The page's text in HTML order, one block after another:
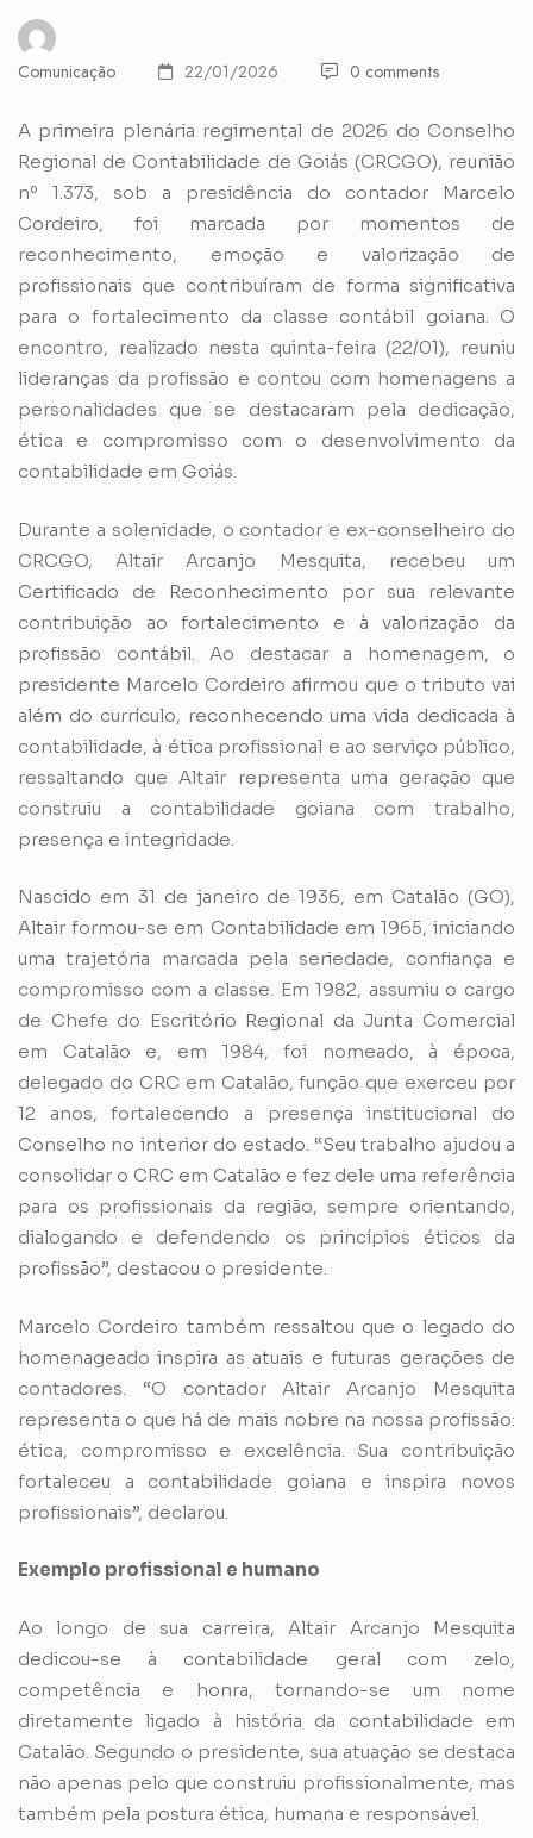
Comunicação 22/01/2026 0 comments
A primeira plenária regimental de 2026 do Conselho
Regional de Contabilidade de Goiás (CRCGO), reunião
nº 1.373, sob a presidência do contador Marcelo
Cordeiro, foi marcada por momentos de
reconhecimento, emoção e valorização de
profissionais que contribuíram de forma significativa
para o fortalecimento da classe contábil goiana. O
encontro, realizado nesta quinta-feira (22/01), reuniu
lideranças da profissão e contou com homenagens a
personalidades que se destacaram pela dedicação,
ética e compromisso com o desenvolvimento da
contabilidade em Goiás.
Durante a solenidade, o contador e ex-conselheiro do
CRCGO, Altair Arcanjo Mesquita, recebeu um
Certificado de Reconhecimento por sua relevante
contribuição ao fortalecimento e à valorização da
profissão contábil. Ao destacar a homenagem, o
presidente Marcelo Cordeiro afirmou que o tributo vai
além do currículo, reconhecendo uma vida dedicada à
contabilidade, à ética profissional e ao serviço público,
ressaltando que Altair representa uma geração que
construiu a contabilidade goiana com trabalho,
presença e integridade.
Nascido em 31 de janeiro de 1936, em Catalão (GO),
Altair formou-se em Contabilidade em 1965, iniciando
uma trajetória marcada pela seriedade, confiança e
compromisso com a classe. Em 1982, assumiu o cargo
de Chefe do Escritório Regional da Junta Comercial
em Catalão e, em 1984, foi nomeado, à época,
delegado do CRC em Catalão, função que exerceu por
12 anos, fortalecendo a presença institucional do
Conselho no interior do estado. “Seu trabalho ajudou a
consolidar o CRC em Catalão e fez dele uma referência
para os profissionais da região, sempre orientando,
dialogando e defendendo os princípios éticos da
profissão”, destacou o presidente.
Marcelo Cordeiro também ressaltou que o legado do
homenageado inspira as atuais e futuras gerações de
contadores. “O contador Altair Arcanjo Mesquita
representa o que há de mais nobre na nossa profissão:
ética, compromisso e excelência. Sua contribuição
fortaleceu a contabilidade goiana e inspira novos
profissionais”, declarou.
Exemplo profissional e humano
Ao longo de sua carreira, Altair Arcanjo Mesquita
dedicou-se à contabilidade geral com zelo,
competência e honra, tornando-se um nome
diretamente ligado à história da contabilidade em
Catalão. Segundo o presidente, sua atuação se destaca
não apenas pelo que construiu profissionalmente, mas
também pela postura ética, humana e responsável.